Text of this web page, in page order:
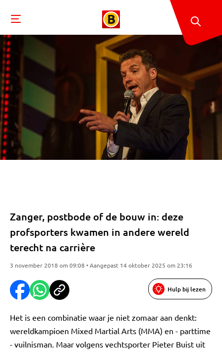
Zanger, postbode of de bouw in: deze
profsporters kwamen in andere wereld
terecht na carrière
3 november 2018 om 09:08 • Aangepast 14 oktober 2025 om 23:16
Hulp bij lezen
Het is een combinatie waar je niet zomaar aan denkt:
wereldkampioen Mixed Martial Arts (MMA) en - parttime
- vuilnisman. Maar volgens vechtsporter Pieter Buist uit